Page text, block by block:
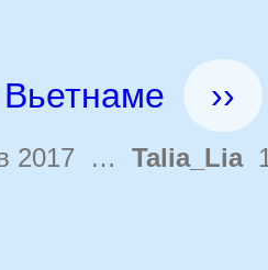
››
2017 … Talia_Lia